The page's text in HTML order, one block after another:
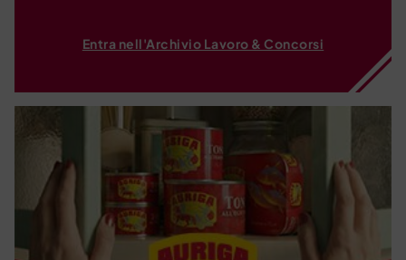
Entra nell'Archivio Lavoro & Concorsi